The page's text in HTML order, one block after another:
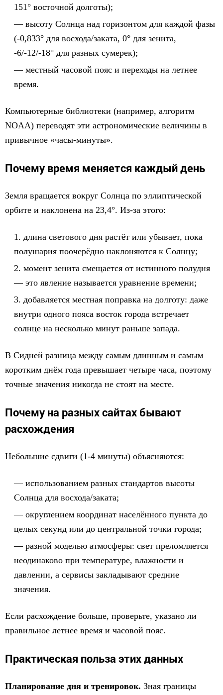
151° восточной долготы);
высоту Солнца над горизонтом для каждой фазы
(-0,833° для восхода/заката, 0° для зенита,
‑6/-12/-18° для разных сумерек);
местный часовой пояс и переходы на летнее
время.
Компьютерные библиотеки (например, алгоритм
NOAA) переводят эти астрономические величины в
привычное «часы-минуты».
Почему время меняется каждый день
Земля вращается вокруг Солнца по эллиптической
орбите и наклонена на 23,4°. Из-за этого:
длина светового дня растёт или убывает, пока
полушария поочерёдно наклоняются к Солнцу;
момент зенита смещается от истинного полудня
— это явление называется уравнение времени;
добавляется местная поправка на долготy: даже
внутри одного пояса восток города встречает
солнце на несколько минут раньше запада.
В Сидней разница между самым длинным и самым
коротким днём года превышает четыре часа, поэтому
точные значения никогда не стоят на месте.
Почему на разных сайтах бывают
расхождения
Небольшие сдвиги (1-4 минуты) объясняются:
использованием разных стандартов высоты
Солнца для восхода/заката;
округлением координат населённого пункта до
целых секунд или до центральной точки города;
разной моделью атмосферы: свет преломляется
неодинаково при температуре, влажности и
давлении, а сервисы закладывают средние
значения.
Если расхождение больше, проверьте, указано ли
правильное летнее время и часовой пояс.
Практическая польза этих данных
Планирование дня и тренировок. Зная границы